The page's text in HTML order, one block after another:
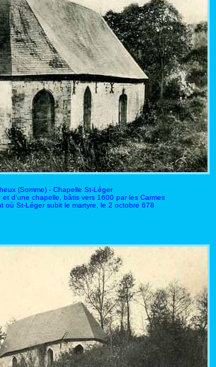
(Somme) - Chapelle St-Léger
et d'une chapelle, bâtis vers 1600 par les Carmes
où St-Léger subit le martyre, le 2 octobre 678